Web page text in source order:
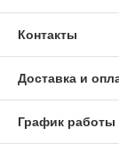
Контакты
Доставка и
График работы